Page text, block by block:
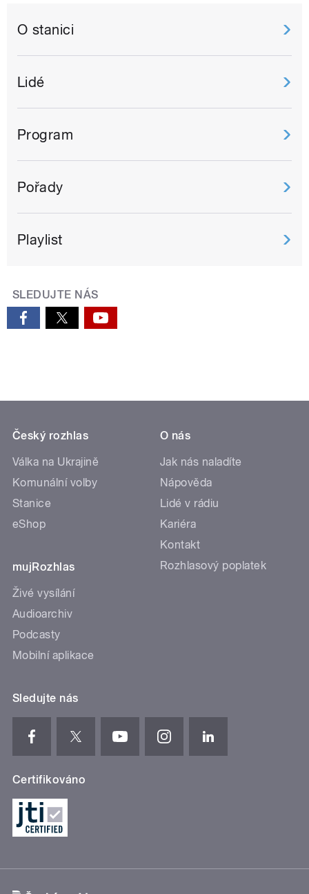
O stanici
Lidé
Program
Pořady
Playlist
SLEDUJTE NÁS
Český rozhlas
Válka na Ukrajině
Komunální volby
Stanice
eShop
mujRozhlas
Živé vysílání
Audioarchiv
Podcasty
Mobilní aplikace
O nás
Jak nás naladíte
Nápověda
Lidé v rádiu
Kariéra
Kontakt
Rozhlasový poplatek
Sledujte nás
Certifikováno